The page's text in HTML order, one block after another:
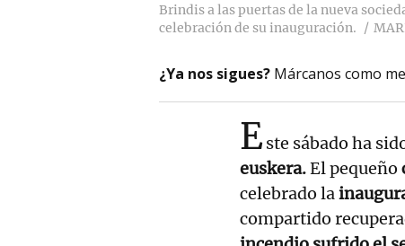
Brindis a las puertas de la nueva
celebración de su inauguración.
¿Ya nos sigues? Márcanos como
Este sábado ha
euskera.El pequeño
celebrado la
compartido